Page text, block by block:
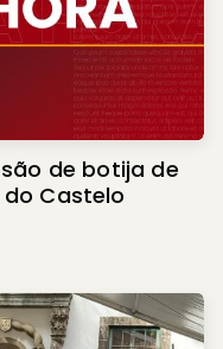
de botija de
Castelo